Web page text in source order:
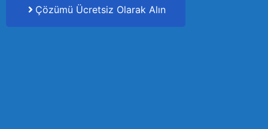
Çözümü Ücretsiz Olarak Alın